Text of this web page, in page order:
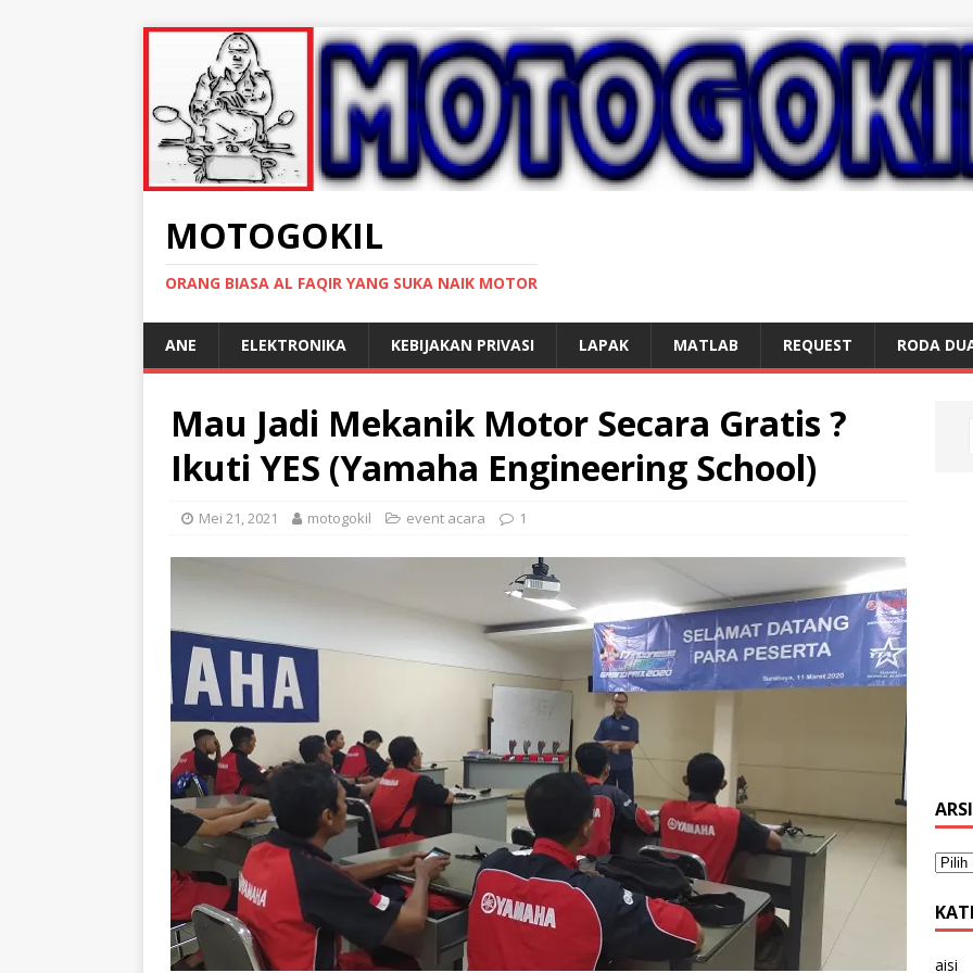
MOTOGOKIL
ORANG BIASA AL FAQIR YANG SUKA NAIK MOTOR
ANE ELEKTRONIKA KEBIJAKAN PRIVASI LAPAK MATLAB REQUEST RODA
Mau Jadi Mekanik Motor Secara Gratis ?
Ikuti YES (Yamaha Engineering School)
Mei 21, 2021 motogokil event acara 1
aisi